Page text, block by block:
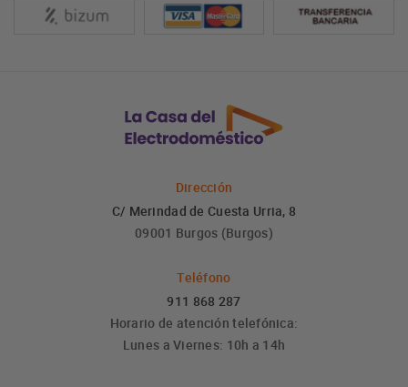
Dirección
C/ Merindad de Cuesta Urria, 8
09001 Burgos (Burgos)
Teléfono
911 868 287
Horario de atención telefónica:
Lunes a Viernes: 10h a 14h